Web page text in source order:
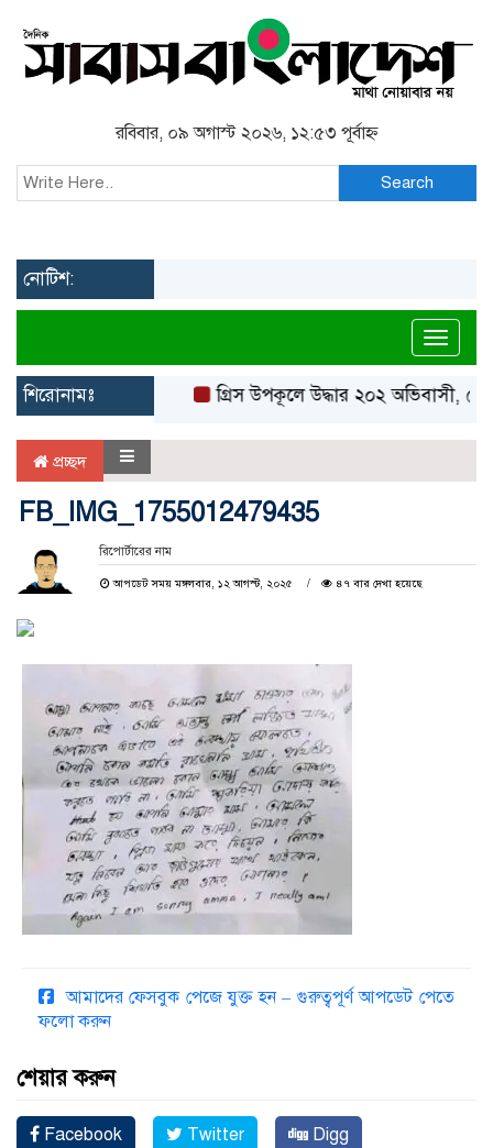
রবিবার, ০৯ অগাস্ট ২০২৬, ১২:৫৩ পূর্বাহ্ন
Search
নোটিশ:
শিরোনামঃ গ্রিস উপকূলে উদ্ধার ২০২ অভিবাসী,
প্রচ্ছদ
FB_IMG_1755012479435
রিপোর্টারের নাম
আপডেট সময় মঙ্গলবার, ১২ আগস্ট, ২০২৫ ৪৭ বার দেখা হয়েছে
আমাদের ফেসবুক পেজে যুক্ত হন – গুরুত্বপূর্ণ আপডেট পেতে
ফলো করুন
শেয়ার করুন
Facebook Twitter Digg